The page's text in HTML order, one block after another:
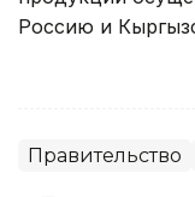
Россию и
Правительство